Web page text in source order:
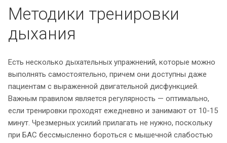
Методики тренировки
дыхания
Есть несколько дыхательных упражнений, которые можно
выполнять самостоятельно, причем они доступны даже
пациентам с выраженной двигательной дисфункцией.
Важным правилом является регулярность — оптимально,
если тренировки проходят ежедневно и занимают от 10-15
минут. Чрезмерных усилий прилагать не нужно, поскольку
при БАС бессмысленно бороться с мышечной слабостью